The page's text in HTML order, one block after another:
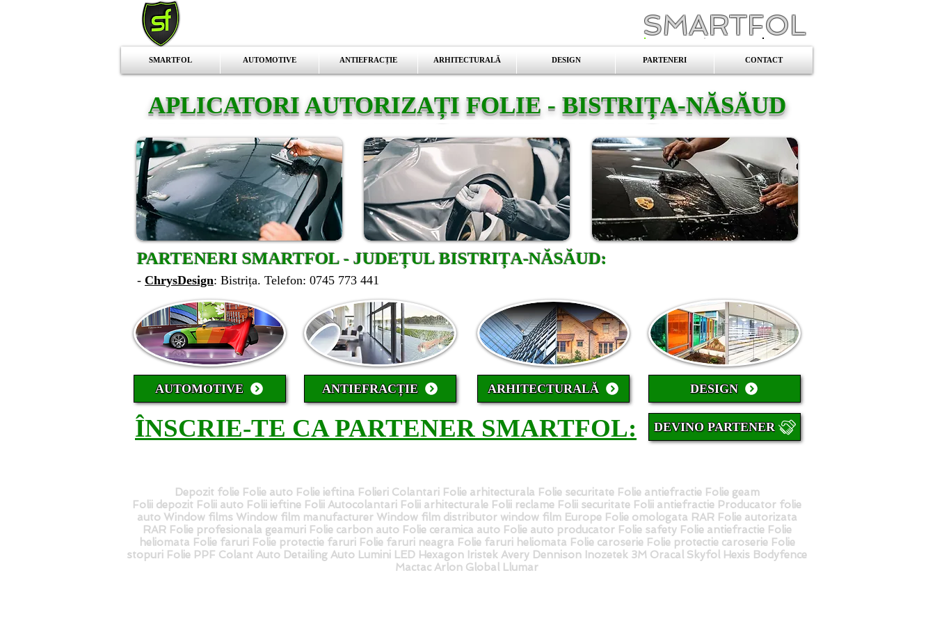
SMARTFOL
SMARTFOL AUTOMOTIVE ANTIEFRACȚIE ARHITECTURALĂ DESIGN PARTENERI CONTACT
APLICATORI AUTORIZAȚI FOLIE - BISTRIȚA-NĂSĂUD
PARTENERI SMARTFOL - JUDEȚUL BISTRIȚA-NĂSĂUD:
- ChrysDesign: Bistrița. Telefon: 0745 773 441
AUTOMOTIVE ANTIEFRACȚIE ARHITECTURALĂ DESIGN
ÎNSCRIE-TE CA PARTENER SMARTFOL: DEVINO PARTENER
Depozit folie Folie auto Folie ieftina Folieri Colantari Folie arhitecturala Folie securitate Folie antiefractie Folie geam
Folii depozit Folii auto Folii ieftine Folii Autocolantari Folii arhitecturale Folii reclame Folii securitate Folii antiefractie Producator folie
auto Window films Window film manufacturer Window film distributor window film Europe Folie omologata RAR Folie autorizata
RAR Folie profesionala geamuri Folie carbon auto Folie ceramica auto Folie auto producator Folie safety Folie antiefractie Folie
heliomata Folie faruri Folie protectie faruri Folie faruri neagra Folie faruri heliomata Folie caroserie Folie protectie caroserie Folie
stopuri Folie PPF Colant Auto Detailing Auto Lumini LED Hexagon Iristek Avery Dennison Inozetek 3M Oracal Skyfol Hexis Bodyfence
Mactac Arlon Global Llumar